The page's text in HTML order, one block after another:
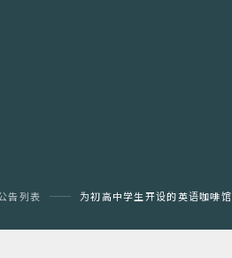
告列表 为初高中学生开设的英语咖啡馆